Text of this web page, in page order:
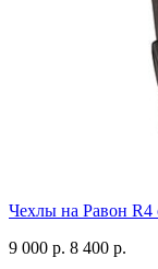
Чехлы на Равон R4
9 000 р. 8 400 р.